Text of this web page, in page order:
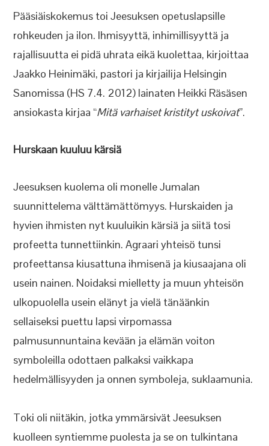
Pääsiäiskokemus toi Jeesuksen opetuslapsille
rohkeuden ja ilon. Ihmisyyttä, inhimillisyyttä ja
rajallisuutta ei pidä uhrata eikä kuolettaa, kirjoittaa
Jaakko Heinimäki, pastori ja kirjailija Helsingin
Sanomissa (HS 7.4. 2012) lainaten Heikki Räsäsen
ansiokasta kirjaa “Mitä varhaiset kristityt uskoivat”.
Hurskaan kuuluu kärsiä
Jeesuksen kuolema oli monelle Jumalan
suunnittelema välttämättömyys. Hurskaiden ja
hyvien ihmisten nyt kuuluikin kärsiä ja siitä tosi
profeetta tunnettiinkin. Agraari yhteisö tunsi
profeettansa kiusattuna ihmisenä ja kiusaajana oli
usein nainen. Noidaksi mielletty ja muun yhteisön
ulkopuolella usein elänyt ja vielä tänäänkin
sellaiseksi puettu lapsi virpomassa
palmusunnuntaina kevään ja elämän voiton
symboleilla odottaen palkaksi vaikkapa
hedelmällisyyden ja onnen symboleja, suklaamunia.
Toki oli niitäkin, jotka ymmärsivät Jeesuksen
kuolleen syntiemme puolesta ja se on tulkintana